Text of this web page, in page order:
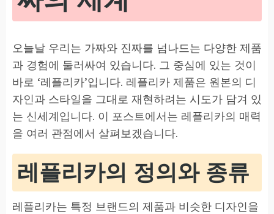
오늘날 우리는 가짜와 진짜를 넘나드는 다양한 제품
과 경험에 둘러싸여 있습니다. 그 중심에 있는 것이
바로 ‘레플리카’입니다. 레플리카 제품은 원본의 디
자인과 스타일을 그대로 재현하려는 시도가 담겨 있
는 신세계입니다. 이 포스트에서는 레플리카의 매력
을 여러 관점에서 살펴보겠습니다.
레플리카의 정의와 종류
레플리카는 특정 브랜드의 제품과 비슷한 디자인을